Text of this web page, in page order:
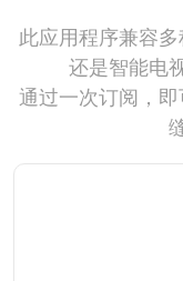
此应用程序兼容
还是智能电
通过一次订阅，